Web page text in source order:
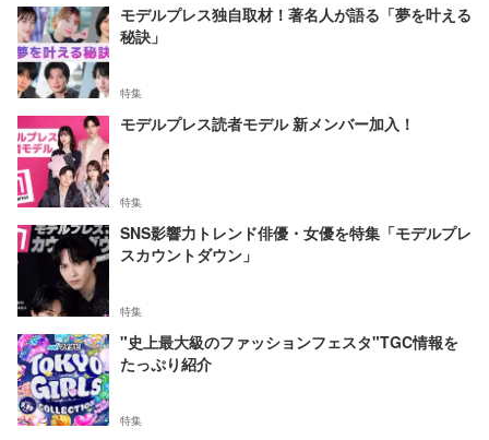
モデルプレス独自取材！著名人が語る「夢を叶える
秘訣」
特集
モデルプレス読者モデル 新メンバー加入！
特集
SNS影響力トレンド俳優・女優を特集「モデルプレ
スカウントダウン」
特集
"史上最大級のファッションフェスタ"TGC情報を
たっぷり紹介
特集